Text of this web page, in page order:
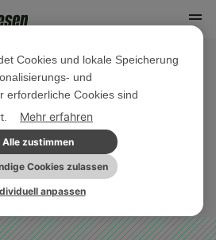
09. JUNI 2022
Das
muss weg!
AKTIVITÄTEN PRESSEMITTEILUNG
Cookies und lokale Speicherung
und
erforderliche Cookies sind
Mehr erfahren
Alle zustimmen
Cookies zulassen
anpassen